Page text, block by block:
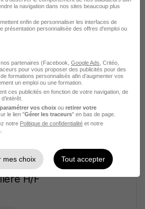
il y a 11 jours
en
H/F
Parapharmacie
H/F
la navigation dans nos sites beaucoup plus
enfin de personnaliser les interfaces de
présentation personnalisée des offres d'emploi ou
nos partenaires (Facebook, Google Ads , Critéo,
pour vous proposer des publicités pour des
formations personnalisés afin d’augmenter vos
un emploi ou une formation.
ces publicités en fonction de votre navigation, de
paramétrer vos choix ou retirer votre
le lien "Gérer les traceurs" en bas de page.
notre Politique de confidentialité et notre
mes choix Tout accepter